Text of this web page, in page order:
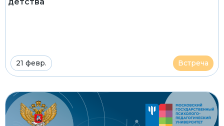
21 февр. Встреча